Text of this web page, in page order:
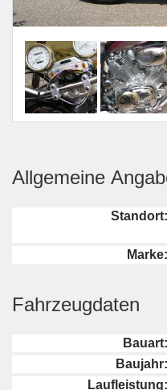
Allgemeine
Standort:
Marke:
Fahrzeugdaten
Bauart:
Baujahr:
Laufleistung: